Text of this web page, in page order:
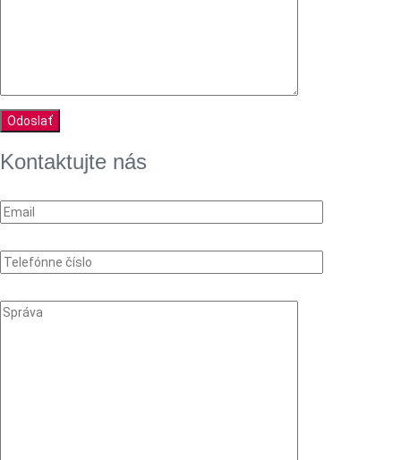
Kontaktujte nás